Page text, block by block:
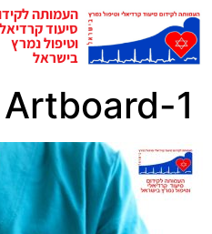
העמותה
סיעוד
וטיפול נמרץ
בישראל
Artboard-1